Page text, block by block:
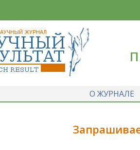
О ЖУРНАЛЕ